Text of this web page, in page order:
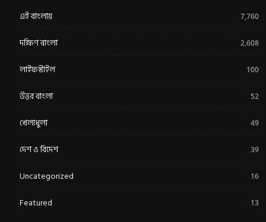
এই বাংলায় 7,760
দক্ষিণ বাংলা 2,608
লাইফস্টাইল 100
উত্তর বাংলা 52
খেলাধুলা 49
দেশ ও বিদেশ 39
Uncategorized 16
Featured 13